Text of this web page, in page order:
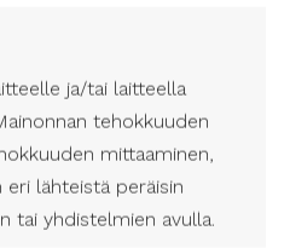
ja/tai laitteella
tehokkuuden
mittaaminen,
lähteistä peräisin
tai yhdistelmien avulla.
tai olla seurana
huomioon
sijaitsee Pohjois-